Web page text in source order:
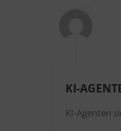
KI-
KI-Agenten